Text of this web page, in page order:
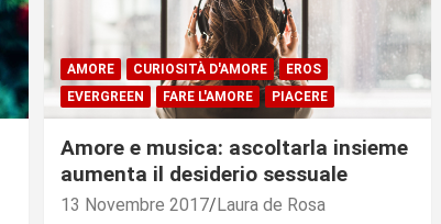
AMORE CURIOSITÀ D'AMORE
EROS
EVERGREEN
FARE L'AMORE PIACERE
Amore e musica: ascoltarla insieme
aumenta il desiderio sessuale
13 Novembre 2017 Laura de Rosa